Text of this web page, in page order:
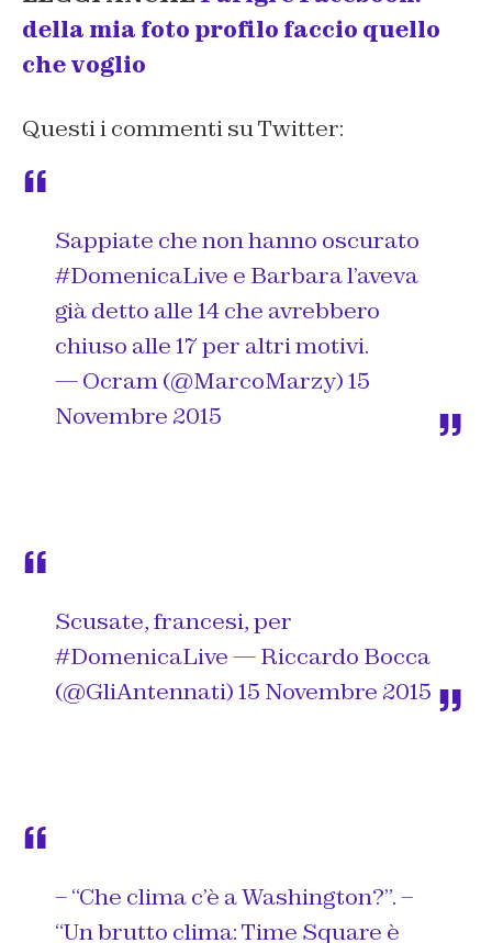
della mia foto profilo faccio quello
che voglio
Questi i commenti su Twitter:
Sappiate che non hanno oscurato
#DomenicaLive e Barbara l’aveva
già detto alle 14 che avrebbero
chiuso alle 17 per altri motivi.
— Ocram (@MarcoMarzy)15
Novembre 2015
Scusate, francesi, per
#DomenicaLive— Riccardo Bocca
(@GliAntennati)15 Novembre 2015
– “Che clima c’è a Washington?”. –
“Un brutto clima: Time Square è